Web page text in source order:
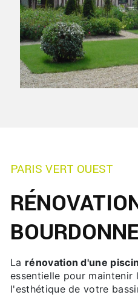
PARIS VERT OUEST
La rénovation d'une
essentielle pour
l'esthétique de votre